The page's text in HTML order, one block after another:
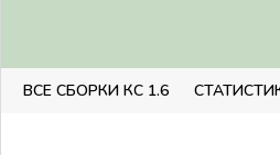
ВСЕ СБОРКИ КС 1.6